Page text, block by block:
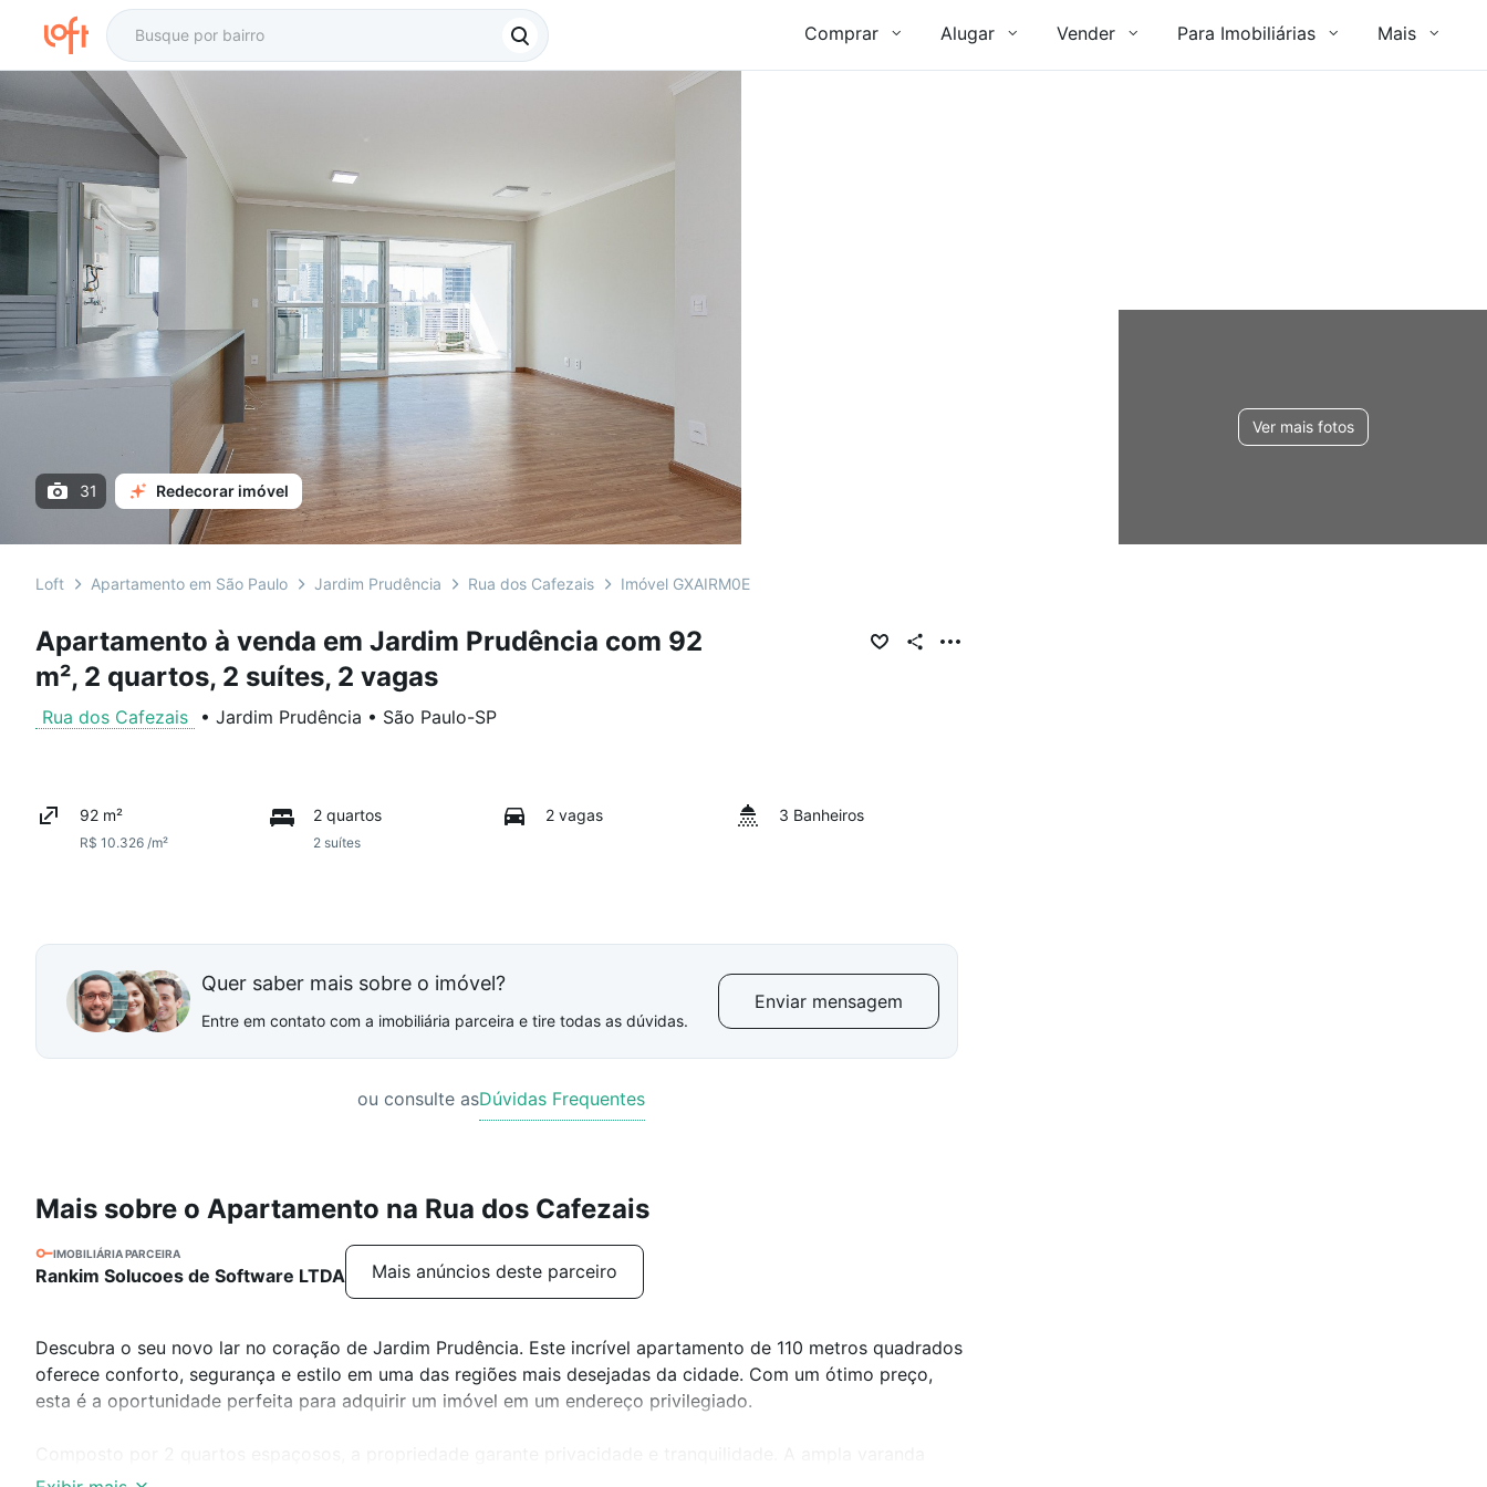
Comprar Alugar Vender Para Imobiliárias Mais
Ver mais fotos
31 Redecorar imóvel
Loft Apartamento em São Paulo Jardim Prudência Rua dos Cafezais Imóvel GXAIRM0E
Apartamento à venda em Jardim Prudência com 92
m², 2 quartos, 2 suítes, 2 vagas
Rua dos Cafezais • Jardim Prudência • São Paulo-SP
92 m²
R$ 10.326 /m²
2 quartos
2 suítes
2 vagas 3 Banheiros
Quer saber mais sobre o imóvel?
Entre em contato com a imobiliária parceira e tire todas as dúvidas.
Enviar mensagem
ou consulte asDúvidas Frequentes
Mais sobre o Apartamento na Rua dos Cafezais
IMOBILIÁRIA PARCEIRA
Rankim Solucoes de Software LTDA Mais anúncios deste parceiro
Descubra o seu novo lar no coração de Jardim Prudência. Este incrível apartamento de 110 metros quadrados
oferece conforto, segurança e estilo em uma das regiões mais desejadas da cidade. Com um ótimo preço,
esta é a oportunidade perfeita para adquirir um imóvel em um endereço privilegiado.
gourmet é perfeita para momentos de lazer com amigos e familiares. A cozinha planejada e a área de serviço